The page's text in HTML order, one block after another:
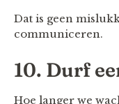
Dat is geen
communiceren.
10. Durf
Hoe langer we